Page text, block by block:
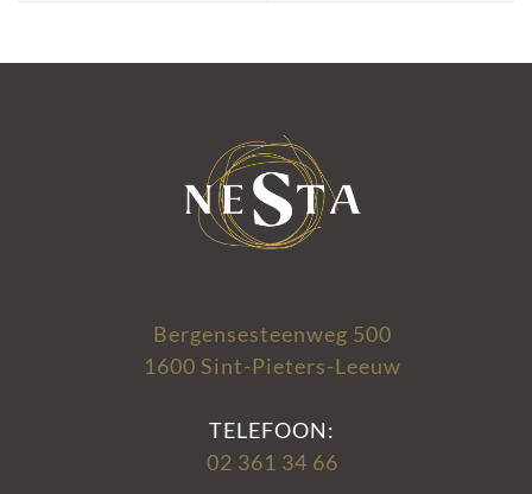
Bergensesteenweg 500
1600 Sint-Pieters-Leeuw
TELEFOON:
02 361 34 66